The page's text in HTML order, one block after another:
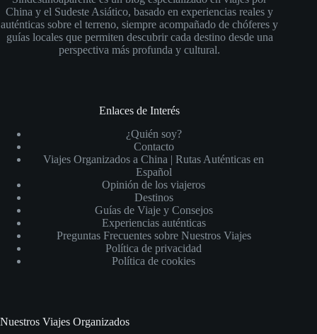
China y el Sudeste Asiático, basado en experiencias reales y
auténticas sobre el terreno, siempre acompañado de chóferes y
guías locales que permiten descubrir cada destino desde una
perspectiva más profunda y cultural.
Enlaces de Interés
¿Quién soy?
Contacto
Viajes Organizados a China | Rutas Auténticas en
Español
Opinión de los viajeros
Destinos
Guías de Viaje y Consejos
Experiencias auténticas
Preguntas Frecuentes sobre Nuestros Viajes
Política de privacidad
Política de cookies
Nuestros Viajes Organizados